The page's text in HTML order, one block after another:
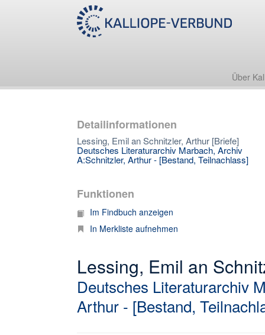
Über
Detailinformationen
Lessing, Emil an Schnitzler, Arthur [Briefe]
Deutsches Literaturarchiv Marbach, Archiv
A:Schnitzler, Arthur - [Bestand, Teilnachlass]
Funktionen
Im Findbuch anzeigen
In Merkliste aufnehmen
Lessing, Emil an
Deutsches Literaturarchiv
Arthur - [Bestand,